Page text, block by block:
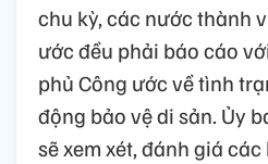
chu kỳ, các nước thành
ước đều phải báo cáo
phủ Công ước về tình
động bảo vệ di sản. Ủy
sẽ xem xét, đánh giá